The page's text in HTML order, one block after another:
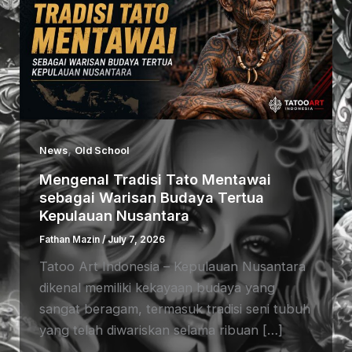
News,Old School
Mengenal Tradisi Tato Mentawai
sebagai Warisan Budaya Tertua
Kepulauan Nusantara
Fathan Mazin /July 7, 2026
Tatoo Art Indonesia – Kepulauan Nusantara
dikenal memiliki kekayaan budaya yang
sangat beragam, termasuk tradisi seni tubuh
yang telah diwariskan selama ribuan […]